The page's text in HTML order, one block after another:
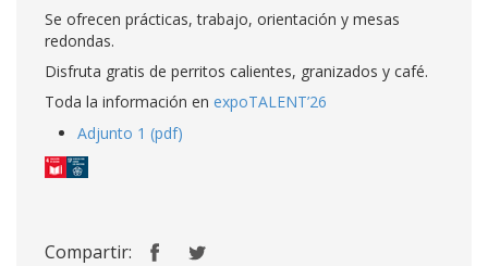
Se ofrecen prácticas, trabajo, orientación y mesas
redondas.
Disfruta gratis de perritos calientes, granizados y café.
Toda la información en expoTALENT’26
Adjunto 1 (pdf)
Compartir: